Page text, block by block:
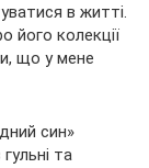
в житті.
його колекції
що у мене
син»
та